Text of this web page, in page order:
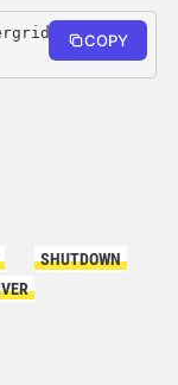
Maintena
COPY
SHUTDOWN